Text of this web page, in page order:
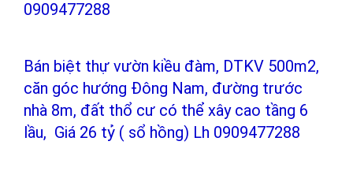
0909477288
Bán biệt thự vườn kiều đàm, DTKV 500m2,
căn góc hướng Đông Nam, đường trước
nhà 8m, đất thổ cư có thể xây cao tầng 6
lầu, Giá 26 tỷ ( sổ hồng) Lh 0909477288